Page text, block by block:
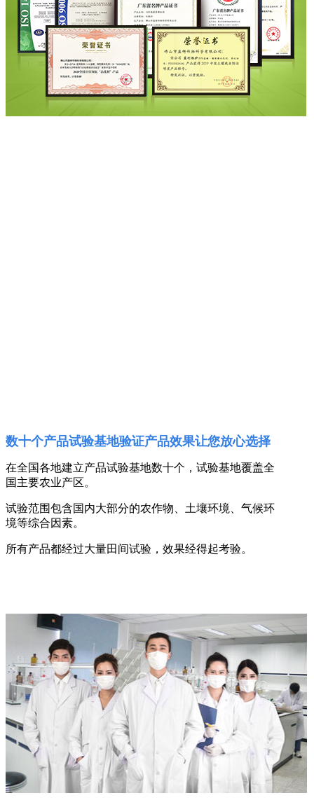
数十个产品试验基地验证产品效果让您放心选择
在全国各地建立产品试验基地数十个，试验基地覆盖全
国主要农业产区。
试验范围包含国内大部分的农作物、土壤环境、气候环
境等综合因素。
所有产品都经过大量田间试验，效果经得起考验。